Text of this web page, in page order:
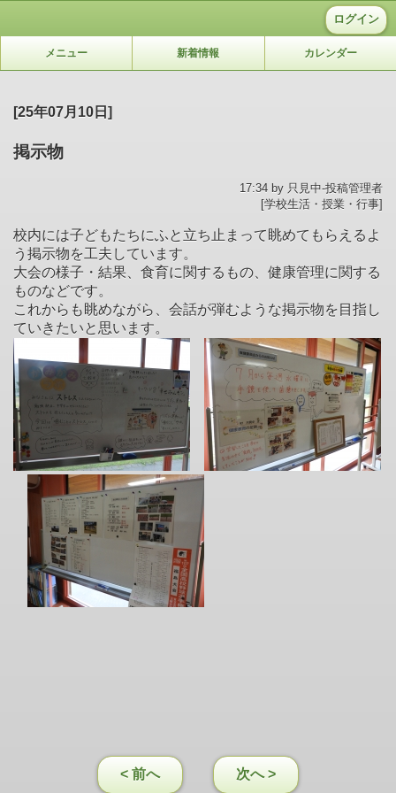
ログイン
メニュー 新着情報 カレンダー
[25年07月10日]
掲示物
17:34 by 只見中-投稿管理者
[学校生活・授業・行事]
校内には子どもたちにふと立ち止まって眺めてもらえるよ
う掲示物を工夫しています。
大会の様子・結果、食育に関するもの、健康管理に関する
ものなどです。
これからも眺めながら、会話が弾むような掲示物を目指し
ていきたいと思います。
< 前へ 次へ >